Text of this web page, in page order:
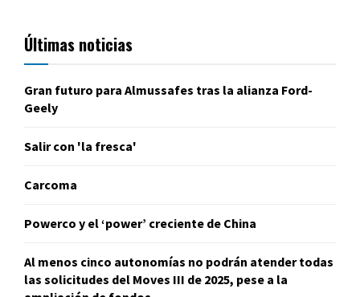
Últimas noticias
Gran futuro para Almussafes tras la alianza Ford-
Geely
Salir con 'la fresca'
Carcoma
Powerco y el ‘power’ creciente de China
Al menos cinco autonomías no podrán atender todas
las solicitudes del Moves III de 2025, pese a la